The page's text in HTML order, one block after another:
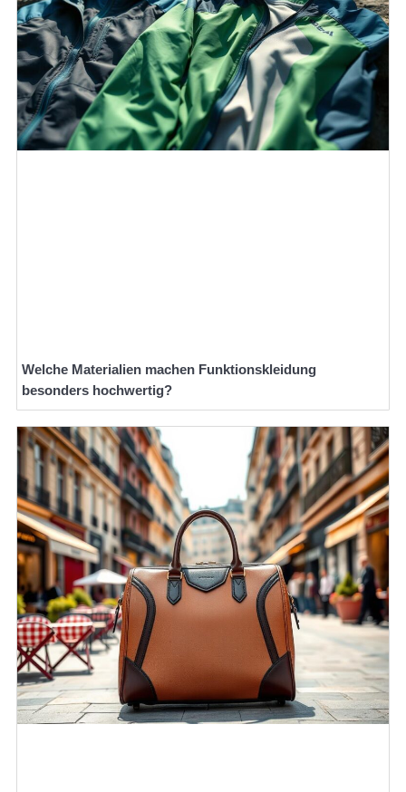
Welche Materialien machen Funktionskleidung
besonders hochwertig?